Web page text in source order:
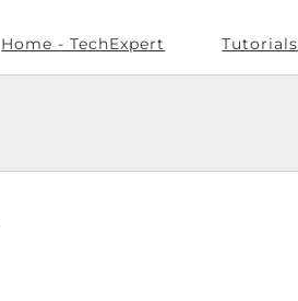
Home - TechExpert Tutorials